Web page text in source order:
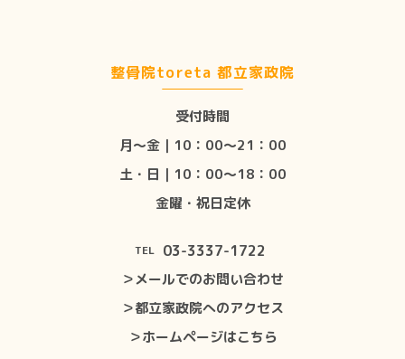
整骨院toreta 都立家政院
受付時間
月〜金｜10：00〜21：00
土・日｜10：00〜18：00
金曜・祝日定休
TEL 03-3337-1722
＞メールでのお問い合わせ
＞都立家政院へのアクセス
＞ホームページはこちら